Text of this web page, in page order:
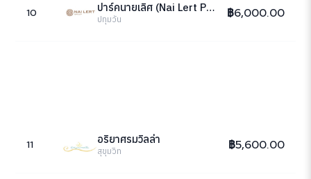
10 ปาร์คนายเลิศ (Nai Lert Park)
ปทุมวัน ฿6,000.00
11 อริยาศรมวิลล่า
สุขุมวิท ฿5,600.00